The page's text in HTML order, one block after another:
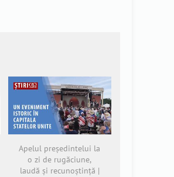
Apelul președintelui la
o zi de rugăciune,
laudă și recunoștință |